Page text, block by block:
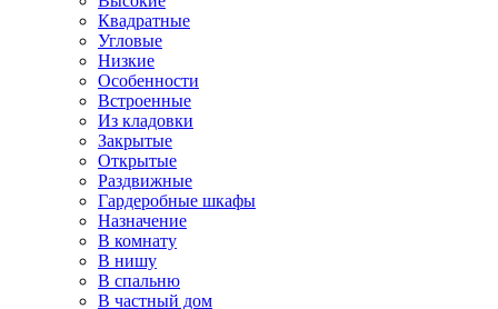
Квадратные
Угловые
Низкие
Особенности
Встроенные
Из кладовки
Закрытые
Открытые
Раздвижные
Гардеробные шкафы
Назначение
В комнату
В нишу
В спальню
В частный дом